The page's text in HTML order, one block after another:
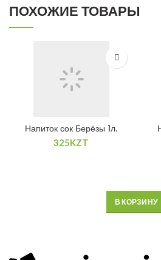
ПОХОЖИЕ ТОВАРЫ
Напиток сок Берёзы 1л.
325KZT
В КОРЗИНУ
В КОРЗИНУ